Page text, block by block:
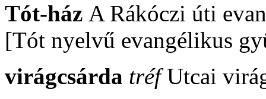
Tót-ház A Rákóczi úti
[Tót nyelvű evangélikus
virágcsárda tréfUtcai